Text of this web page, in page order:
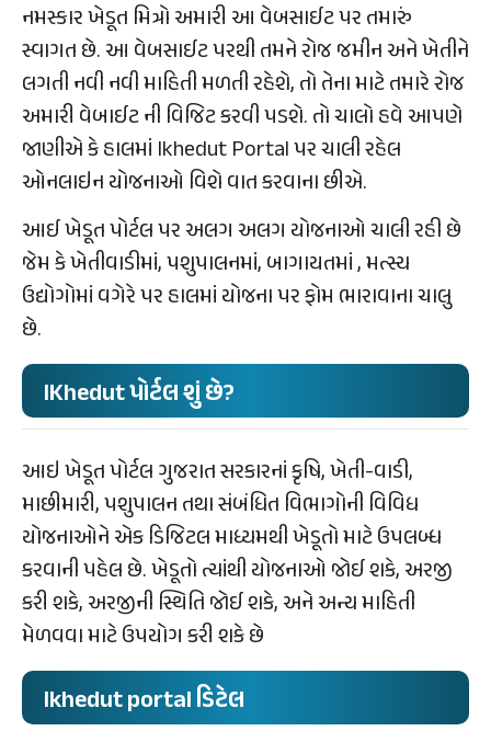
નમસ્કાર ખેડૂત મિત્રો અમારી આ વેબસાઈટ પર તમારું
સ્વાગત છે. આ વેબસાઈટ પરથી તમને રોજ જમીન અને ખેતીને
લગતી નવી નવી માહિતી મળતી રહેશે, તો તેના માટે તમારે રોજ
અમારી વેબાઈટ ની વિજિટ કરવી પડશે. તો ચાલો હવે આપણે
જાણીએ કે હાલમાં Ikhedut Portal પર ચાલી રહેલ
ઓનલાઇન યોજનાઓ વિશે વાત કરવાના છીએ.
આઈ ખેડૂત પોર્ટલ પર અલગ અલગ યોજનાઓ ચાલી રહી છે
જેમ કે ખેતીવાડીમાં, પશુપાલનમાં, બાગાયતમાં , મત્સ્ય
ઉદ્યોગોમાં વગેરે પર હાલમાં યોજના પર ફોમ ભારાવાના ચાલુ
છે.
IKhedut પોર્ટલ શું છે?
આઇ ખેડૂત પોર્ટલ ગુજરાત સરકારનાં કૃષિ, ખેતી-વાડી,
માછીમારી, પશુપાલન તથા સંબંધિત વિભાગોની વિવિધ
યોજનાઓને એક ડિજિટલ માધ્યમથી ખેડૂતો માટે ઉપલબ્ધ
કરવાની પહેલ છે. ખેડૂતો ત્યાંથી યોજનાઓ જોઈ શકે, અરજી
કરી શકે, અરજીની સ્થિતિ જોઈ શકે, અને અન્ય માહિતી
મેળવવા માટે ઉપયોગ કરી શકે છે
Ikhedut portal ડિટેલ